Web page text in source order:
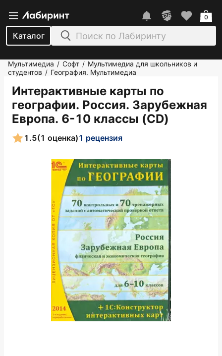
Каталог
0
Мультимедиа / Софт / Мультимедиа для школьников и
студентов / География. Мультимедиа
Интерактивные карты по
географии. Россия. Зарубежная
Европа. 6-10 классы (CD)
1.5(1 оценка)1 рецензия